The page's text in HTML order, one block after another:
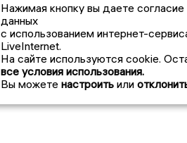
Нажимая кнопку вы даете
данных
с использованием интернет-
LiveInternet.
На сайте используются cookie.
все условия использования.
Вы можете настроить или